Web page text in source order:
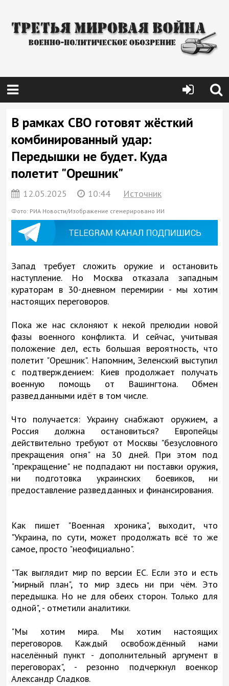
В рамках СВО готовят жёсткий
комбинированный удар:
Передышки не будет. Куда
полетит "Орешник"
12.05.2025 10:44 Источник
Фото: РИА Новости/Изображение сгенерировано ИИ
Запад требует сложить оружие и остановить
наступление. Но Москва отказала западным
кураторам в 30-дневном перемирии - мы хотим
настоящих переговоров.
Пока же нас склоняют к некой прелюдии новой
фазы военного конфликта. И сейчас, учитывая
положение дел, есть большая вероятность, что
полетит "Орешник". Напомним, Зеленский выступил
с подтверждением: Киев продолжает получать
военную помощь от Вашингтона. Обмен
разведданными идёт в том числе.
Что получается: Украину снабжают оружием, а
Россия должна остановиться? Европейцы
действительно требуют от Москвы "безусловного
прекращения огня" на 30 дней. При этом под
"прекращение" не подпадают ни поставки оружия,
ни подготовка украинских боевиков, ни
предоставление разведданных и финансирования.
Как пишет "Военная хроника", выходит, что
"Украина, по сути, может продолжать всё то же
самое, просто "неофициально".
"Так выглядит мир по версии ЕС. Если это и есть
"мирный план", то мир здесь ни при чём. Это
передышка. Но не для обеих сторон. Только для
одной", - отметили аналитики.
"Мы хотим мира. Мы хотим настоящих
переговоров. Каждый освобождённый нами
населённый пункт - дополнительный аргумент в
переговорах", - резонно подчеркнул военкор
Александр Сладков.